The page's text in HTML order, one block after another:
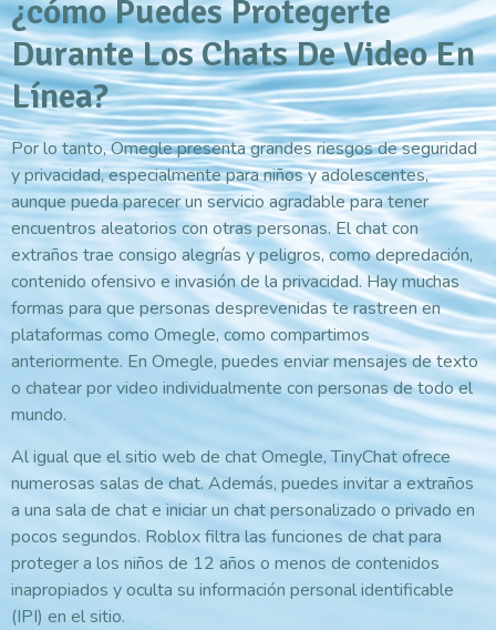
¿cómo Puedes Protegerte
Durante Los Chats De Video En
Línea?
Por lo tanto, Omegle presenta grandes riesgos de seguridad
y privacidad, especialmente para niños y adolescentes,
aunque pueda parecer un servicio agradable para tener
encuentros aleatorios con otras personas. El chat con
extraños trae consigo alegrías y peligros, como depredación,
contenido ofensivo e invasión de la privacidad. Hay muchas
formas para que personas desprevenidas te rastreen en
plataformas como Omegle, como compartimos
anteriormente. En Omegle, puedes enviar mensajes de texto
o chatear por video individualmente con personas de todo el
mundo.
Al igual que el sitio web de chat Omegle, TinyChat ofrece
numerosas salas de chat. Además, puedes invitar a extraños
a una sala de chat e iniciar un chat personalizado o privado en
pocos segundos. Roblox filtra las funciones de chat para
proteger a los niños de 12 años o menos de contenidos
inapropiados y oculta su información personal identificable
(IPI) en el sitio.